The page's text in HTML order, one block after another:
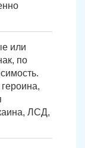
или
по
ЛСД,